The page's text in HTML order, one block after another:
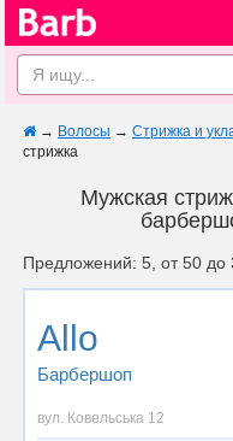
→ Волосы → Стрижка и
стрижка
Мужская
Предложений: 5, от 50 до
Аllo
Барбершоп
вул. Ковельська 12